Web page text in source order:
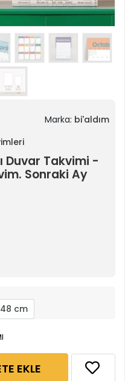
Marka: bi'aldım
Duvar Takvimi -
Sonraki Ay
cm
SEPETE EKLE